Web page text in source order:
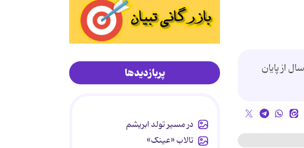
عراق ، سه سال بعد از پایان جنگ کویت ، فرایند پرداخت غرامت را به صورت اقساط آغاز کرده ولی برغم آن که 23 سال از پایان
پربازدیدها
در مسیر تولد ابریشم
تالاب «عینک»